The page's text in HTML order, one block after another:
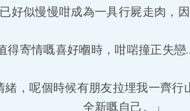
好似慢慢咁成為一具行屍走肉，
得寄情嘅喜好嗰時，咁啱撞正失戀
緒，呢個時候有朋友拉埋我一齊
全新嘅自己。」